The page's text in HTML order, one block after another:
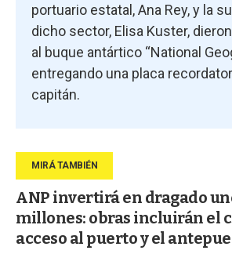
portuario estatal, Ana Rey, y la
dicho sector, Elisa Kuster,
al buque antártico “National
entregando una placa
capitán.
ANP invertirá en dragado
millones: obras incluirán el
acceso al puerto y el